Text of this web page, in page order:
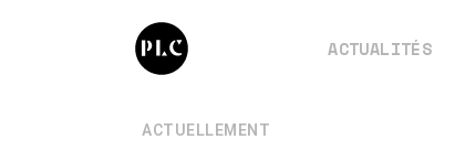
ACTUALITÉS
ACTUELLEMENT